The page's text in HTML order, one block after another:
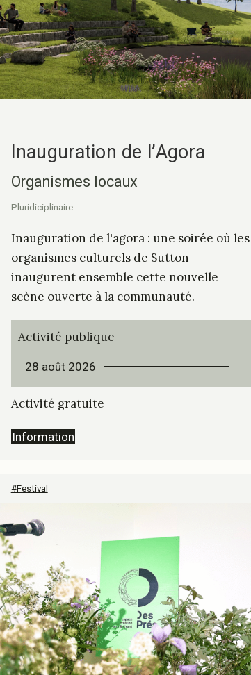
Inauguration de l’Agora
Organismes locaux
Pluridiciplinaire
Inauguration de l'agora : une soirée où les
organismes culturels de Sutton
inaugurent ensemble cette nouvelle
scène ouverte à la communauté.
Activité publique
28 août 2026
Activité gratuite
Information
#Festival